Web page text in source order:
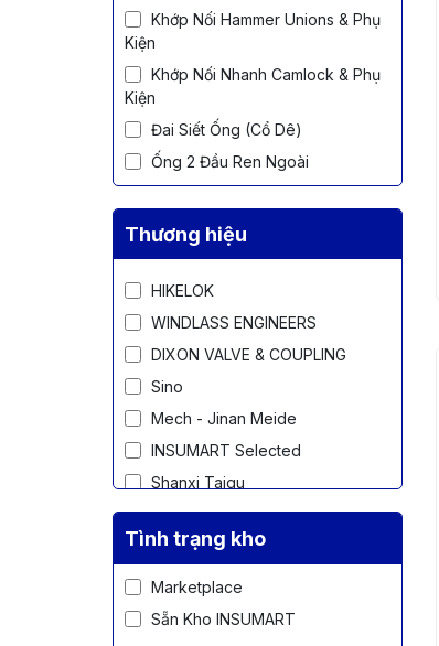
Khớp Nối Hammer Unions & Phụ
Kiện
Khớp Nối Nhanh Camlock & Phụ
Kiện
Đai Siết Ống (Cổ Dê)
Ống 2 Đầu Ren Ngoài
Co Điểu Ren
Rắc Co Ren
Bầu Giảm Ren
Măng Sông Ren
Co Ren 45 Độ (Co Lơi)
Kép Ren
Tê Giảm Ren
Tê Ren Đều
Cà Rá (Lơ Thu)
Nút Bịt Ren Trong
Nút Bịt Ren Ngoài
Co Giảm Ren 90 Độ
Co Ren 90 Độ
Thương hiệu
HIKELOK
WINDLASS ENGINEERS
DIXON VALVE & COUPLING
Sino
Mech - Jinan Meide
INSUMART Selected
Shanxi Taigu
Tình trạng kho
Marketplace
Sẵn Kho INSUMART